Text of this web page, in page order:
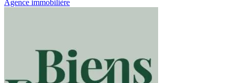
Agence immobilière